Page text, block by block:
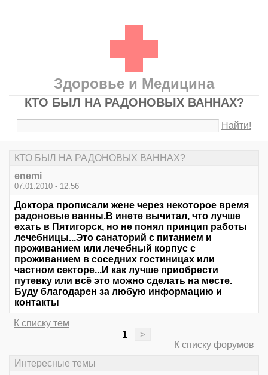
Здоровье и Медицина
КТО БЫЛ НА РАДОНОВЫХ ВАННАХ?
Найти!
КТО БЫЛ НА РАДОНОВЫХ ВАННАХ?
enemi
07.01.2010 - 12:56
Доктора прописали жене через некоторое время
радоновые ванны.В инете вычитал, что лучше
ехать в Пятигорск, но не понял принцип работы
лечебницы...Это санаторий с питанием и
проживанием или лечебный корпус с
проживанием в соседних гостиницах или
частном секторе...И как лучше приобрести
путевку или всё это можно сделать на месте.
Буду благодарен за любую информацию и
контакты
К списку тем
1
>
К списку форумов
Интересные темы